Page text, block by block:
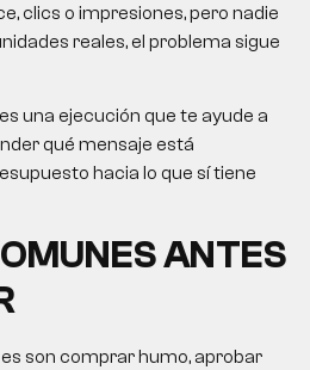
clics o impresiones, pero nadie
reales, el problema sigue
una ejecución que te ayude a
qué mensaje está
hacia lo que sí tiene
ANTES
son comprar humo, aprobar